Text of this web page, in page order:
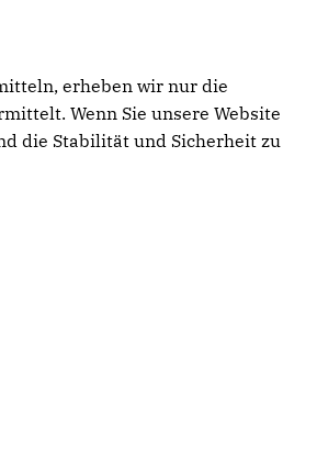
erheben wir nur die
Wenn Sie unsere Website
die Stabilität und Sicherheit zu